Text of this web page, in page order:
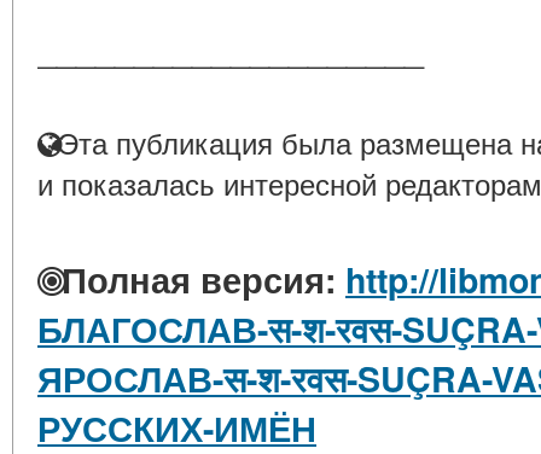
Эта публикация была размещена
и показалась интересной
Полная версия: http://
БЛАГОСЛАВ-स-श-रवस-SUÇRA-
ЯРОСЛАВ-स-श-रवस-SUÇRA-
РУССКИХ-ИМЁН